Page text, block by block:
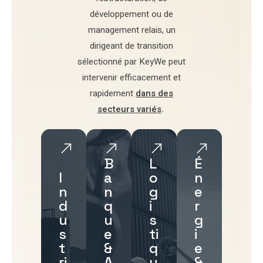
développementou de
management relais, un
dirigeant de transition
sélectionné par KeyWe peut
intervenir efficacement et
rapidement dans des
secteurs variés.
I
n
d
u
s
t
B
a
n
q
u
e
&
L
o
g
i
s
ti
q
É
n
e
r
g
i
e